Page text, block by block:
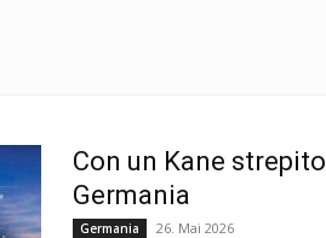
Con un Kane
Germania
Germania 26. Mai 2026